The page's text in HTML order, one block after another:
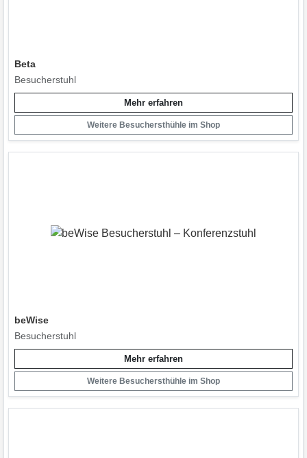
Beta
Besucherstuhl
Mehr erfahren
Weitere Besuchersthühle im Shop
beWise
Besucherstuhl
Mehr erfahren
Weitere Besuchersthühle im Shop